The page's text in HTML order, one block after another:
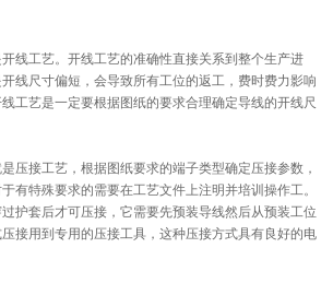
线工艺。开线工艺的准确性直接关系到整个生产进
线尺寸偏短，会导致所有工位的返工，费时费力影响
工艺是一定要根据图纸的要求合理确定导线的开线尺
压接工艺，根据图纸要求的端子类型确定压接参数，
有特殊要求的需要在工艺文件上注明并培训操作工。
护套后才可压接，它需要先预装导线然后从预装工位
接用到专用的压接工具，这种压接方式具有良好的电